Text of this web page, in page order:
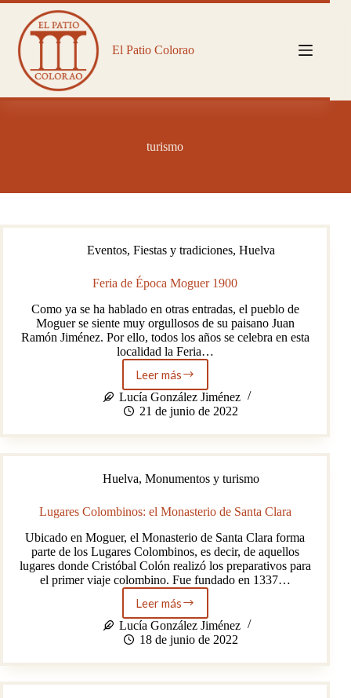
Saltar
contenido
El Patio Colorao
turismo
Eventos, Fiestas y tradiciones, Huelva
Feria de Época Moguer 1900
Como ya se ha hablado en otras entradas, el pueblo de
Moguer se siente muy orgullosos de su paisano Juan
Ramón Jiménez. Por ello, todos los años se celebra en esta
localidad la Feria…
Leer más
Feria
de
Época
Moguer
1900
Lucía González Jiménez
21 de junio de 2022
Huelva, Monumentos y turismo
Lugares Colombinos: el Monasterio de Santa Clara
Ubicado en Moguer, el Monasterio de Santa Clara forma
parte de los Lugares Colombinos, es decir, de aquellos
lugares donde Cristóbal Colón realizó los preparativos para
el primer viaje colombino. Fue fundado en 1337…
Leer másLugares
Colombinos:
el
Monasterio
de
Santa
Lucía González Jiménez
18 de junio de 2022